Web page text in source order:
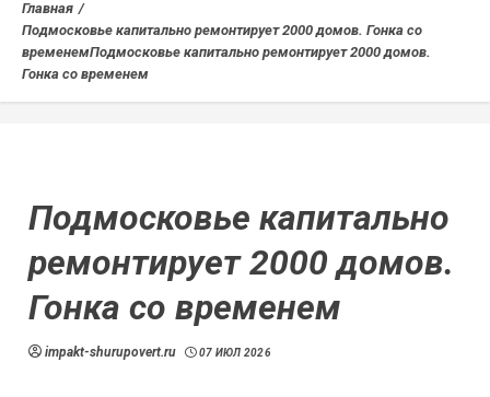
Главная
Подмосковье капитально ремонтирует 2000 домов. Гонка со
временемПодмосковье капитально ремонтирует 2000 домов.
Гонка со временем
Подмосковье капитально
ремонтирует 2000 домов.
Гонка со временем
impakt-shurupovert.ru 07 ИЮЛ 2026